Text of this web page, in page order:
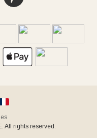
All rights reserved.